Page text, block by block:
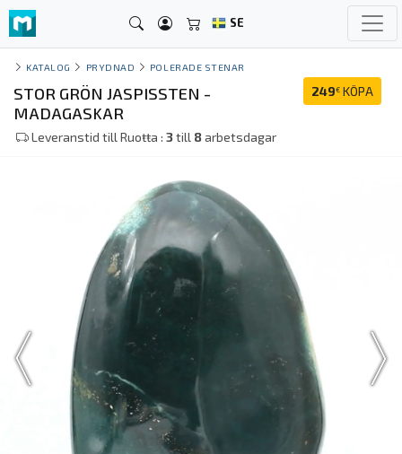
SE
KATALOG PRYDNAD POLERADE STENAR
249€ KÖPA
STOR GRÖN JASPISSTEN -
MADAGASKAR
Leveranstid till Ruoŧŧa : 3till 8arbetsdagar